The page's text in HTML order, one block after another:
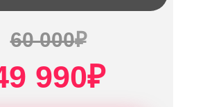
990₽
60 000₽